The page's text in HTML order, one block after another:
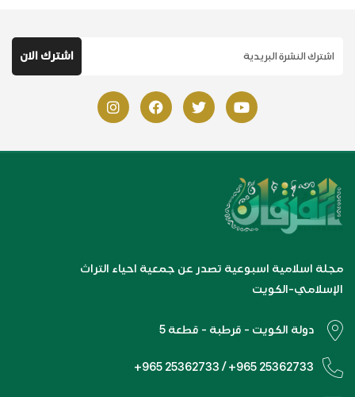
مجلة اسلامية اسبوعية تصدر عن جمعية احياء التراث
الإسلامي-الكويت
دولة الكويت - قرطبة - قطعة 5
+965 25362733 / +965 25362733